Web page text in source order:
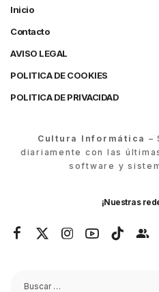
Inicio
Contacto
AVISO LEGAL
POLITICA DE COOKIES
POLITICA DE PRIVACIDAD
Cultura Informática –
diariamente con las
software y
¡Nuestras